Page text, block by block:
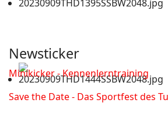
Newsticker
Minikicker - Kennenlerntraining
Save the Date - Das Sportfest des